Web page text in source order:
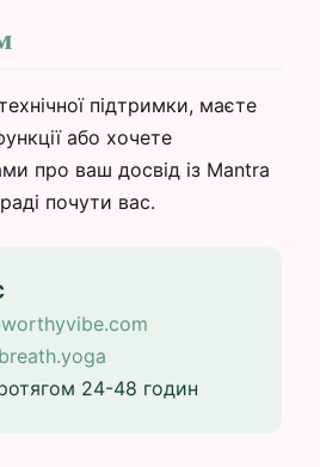
підтримки, маєте
або хочете
про ваш досвід із Mantra
почути вас.
24-48 годин